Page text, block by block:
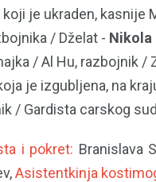
je ukraden, kasnije
/ Dželat - Nikola
/ Al Hu, razbojnik /
je izgubljena, na
/ Gardista carskog
i pokret: Branislava
Asistentkinja